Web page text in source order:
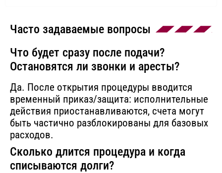
Часто задаваемые вопросы
Что будет сразу после подачи?
Остановятся ли звонки и аресты?
Да. После открытия процедуры вводится
временный приказ/защита: исполнительные
действия приостанавливаются, счета могут
быть частично разблокированы для базовых
расходов.
Сколько длится процедура и когда
списываются долги?